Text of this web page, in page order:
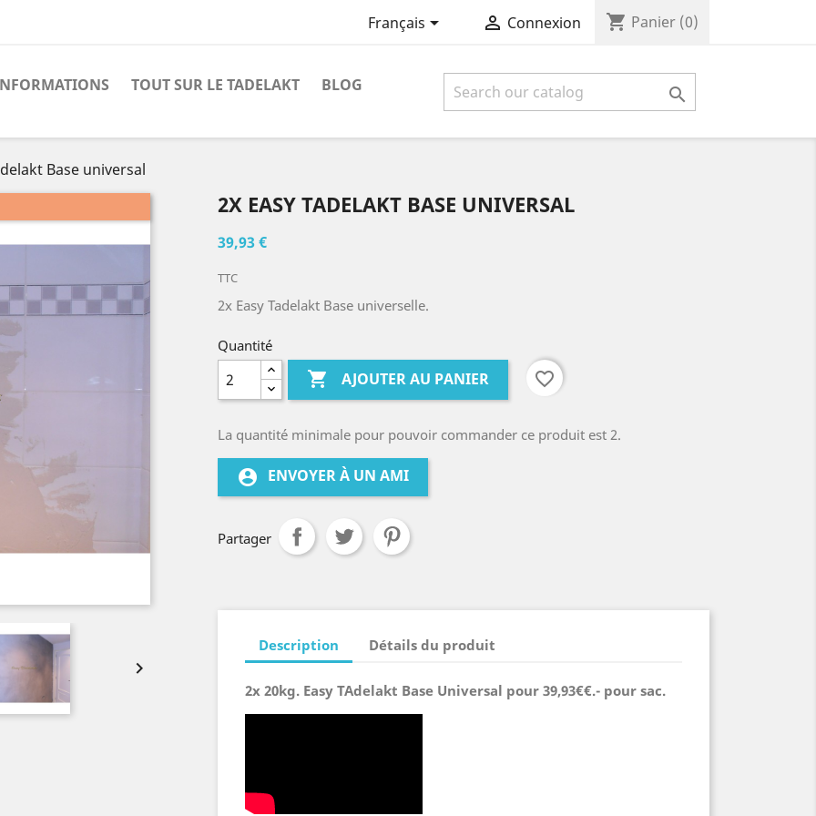
Français  Connexion shopping_cart Panier (0)
TOUT SUR LE TADELAKT BLOG 
Base universal

2X EASY TADELAKT BASE UNIVERSAL
39,93 €
TTC
2x Easy Tadelakt Base universelle.
Quantité
 AJOUTER AU PANIER favorite_border
La quantité minimale pour pouvoir commander ce produit est 2.
account_circle ENVOYER À UN AMI
Partager
Description Détails du produit
2x 20kg. Easy TAdelakt Base Universal pour 39,93€€.- pour sac.